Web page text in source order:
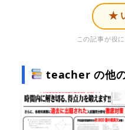
★
この記事が役
teacher の他